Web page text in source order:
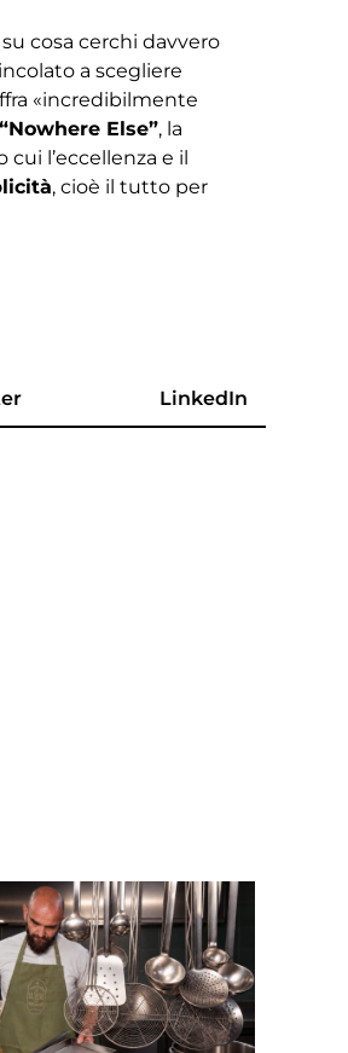
cosa cerchi davvero
a scegliere
«incredibilmente
“Nowhere Else”, la
l’eccellenza e il
, cioè il tutto per
LinkedIn